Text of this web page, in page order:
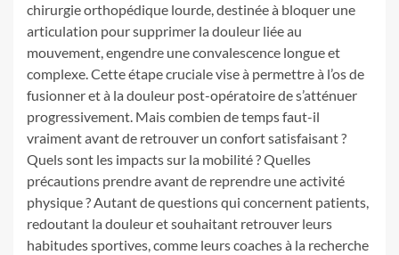
chirurgie orthopédique lourde, destinée à bloquer une
articulation pour supprimer la douleur liée au
mouvement, engendre une convalescence longue et
complexe. Cette étape cruciale vise à permettre à l’os de
fusionner et à la douleur post-opératoire de s’atténuer
progressivement. Mais combien de temps faut-il
vraiment avant de retrouver un confort satisfaisant ?
Quels sont les impacts sur la mobilité ? Quelles
précautions prendre avant de reprendre une activité
physique ? Autant de questions qui concernent patients,
redoutant la douleur et souhaitant retrouver leurs
habitudes sportives, comme leurs coaches à la recherche